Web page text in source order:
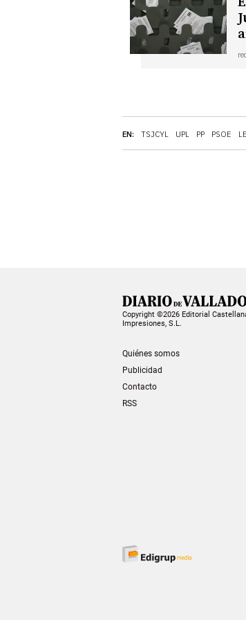
EN: TSJCYL UPL PP PSOE
Copyright ©2026 Editorial
Impresiones, S.L.
Quiénes somos
Publicidad
Contacto
RSS